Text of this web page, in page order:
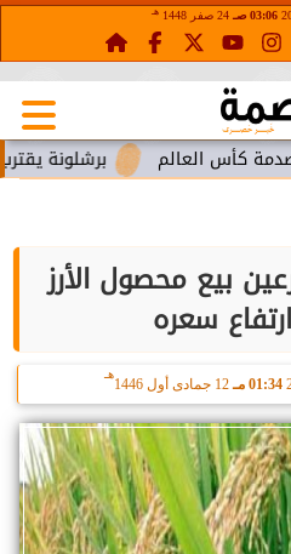
03:06 صـ 24 صفر 1448 هـ
برشلونة يقترب من العالم
بيع محصول الأرز
سعره
01:34 مـ 12 جمادى أول 1446
هـ